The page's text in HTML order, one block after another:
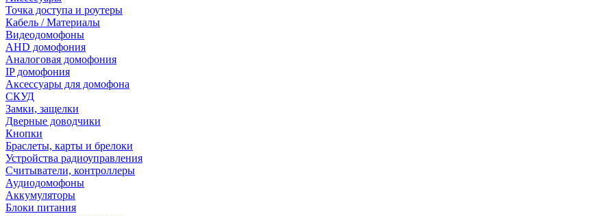
Точка доступа и роутеры
Кабель / Материалы
Видеодомофоны
AHD домофония
Аналоговая домофония
IP домофония
Аксессуары для домофона
СКУД
Замки, защелки
Дверные доводчики
Кнопки
Браслеты, карты и брелоки
Устройства радиоуправления
Считыватели, контроллеры
Аудиодомофоны
Аккумуляторы
Блоки питания